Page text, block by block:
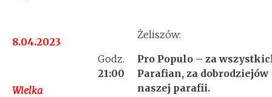
8.04.2023
Wielka
Godz.
21:00
Żeliszów:
Pro Populo – za
Parafian, za dobrodziejów
naszej parafii.